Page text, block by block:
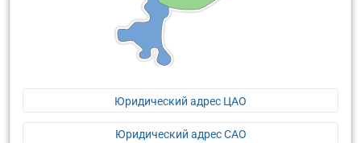
Юридический адрес ЦАО
Юридический адрес САО